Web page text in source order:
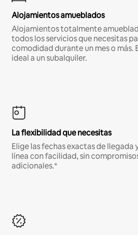
Alojamientos amueblados
Alojamientos totalmente
todos los servicios que necesitas
comodidad durante un mes o más.
ideal a un subalquiler.
La flexibilidad que necesitas
Elige las fechas exactas de llegada
línea con facilidad, sin
adicionales.*